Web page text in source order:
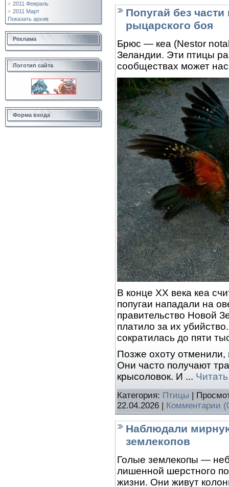
2011 Февраль
2011 Март
Показать архив
Реклама
Логотип сайта
Форма входа
Попугай без
рыцарского боя
Брюс — кеа (Nestor
Зеландии. Эти птицы
сообществах может
В конце XX века кеа
попугаи нападали на
правительство Новой
платило за их
сократилась до пяти
Позже охоту отменили,
Они часто получают
крысоловок. И ...
Категория: Птицы |
22.04.2026 | Комментарии
Наблюдали
землекопов
Голые землекопы —
лишенной шерстного
жизни. Они живут